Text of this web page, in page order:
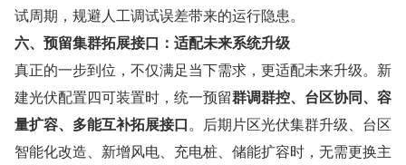
试周期，规避人工调试误差带来的运行隐患。
六、预留集群拓展接口：适配未来系统升级
真正的一步到位，不仅满足当下需求，更适配未来升级。新
建光伏配置四可装置时，统一预留群调群控、台区协同、容
量扩容、多能互补拓展接口。后期片区光伏集群升级、台区
智能化改造、新增风电、充电桩、储能扩容时，无需更换主